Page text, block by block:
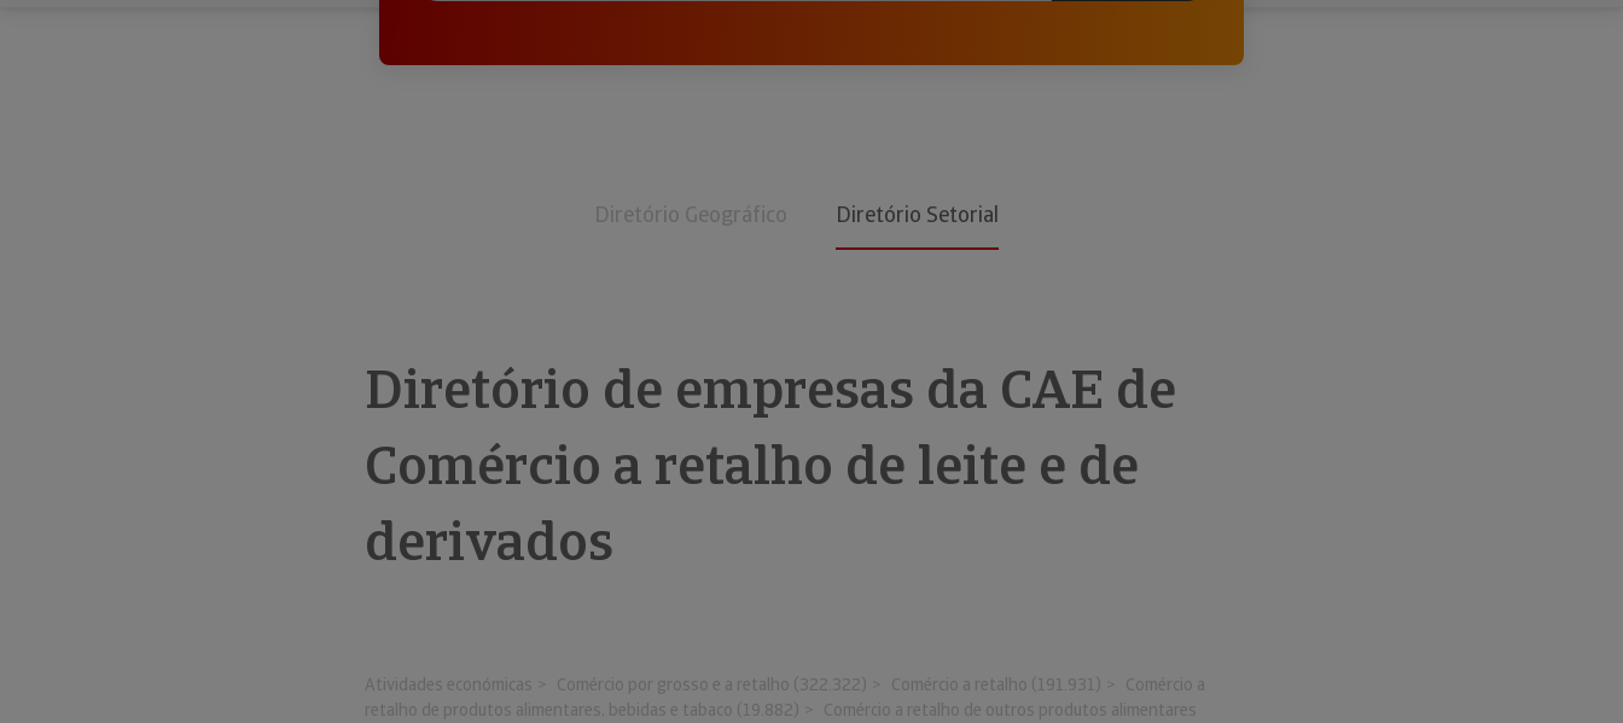
seus clientes.
Diretório Geográfico Diretório Setorial
Diretório de empresas da CAE de
Comércio a retalho de leite e de
derivados
Atividades económicas Comércio por grosso e a retalho (322.322) Comércio a retalho (191.931)
Comércio a
retalho de produtos alimentares, bebidas e tabaco (19.882)
Comércio a retalho de outros produtos alimentares